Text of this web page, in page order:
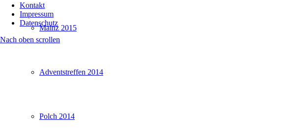
Mainz 2015
Adventstreffen 2014
Polch 2014
Kontakt
Impressum
Datenschutz
Nach oben scrollen